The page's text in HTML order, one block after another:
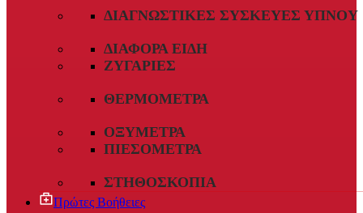
ΔΙΑΓΝΩΣΤΙΚΈΣ ΣΥΣΚΕΥΈΣ ΎΠΝΟΥ
ΔΙΆΦΟΡΑ ΕΊΔΗ
ΖΥΓΑΡΙΈΣ
ΘΕΡΜΌΜΕΤΡΑ
ΟΞΎΜΕΤΡΑ
ΠΙΕΣΌΜΕΤΡΑ
ΣΤΗΘΟΣΚΌΠΙΑ
Πρώτες Βοήθειες